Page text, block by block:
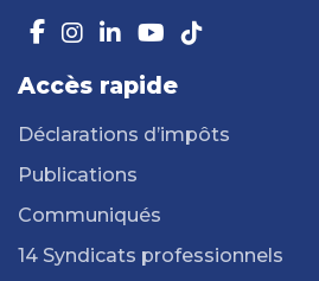
Accès rapide
Déclarations d’impôts
Publications
Communiqués
14 Syndicats professionnels